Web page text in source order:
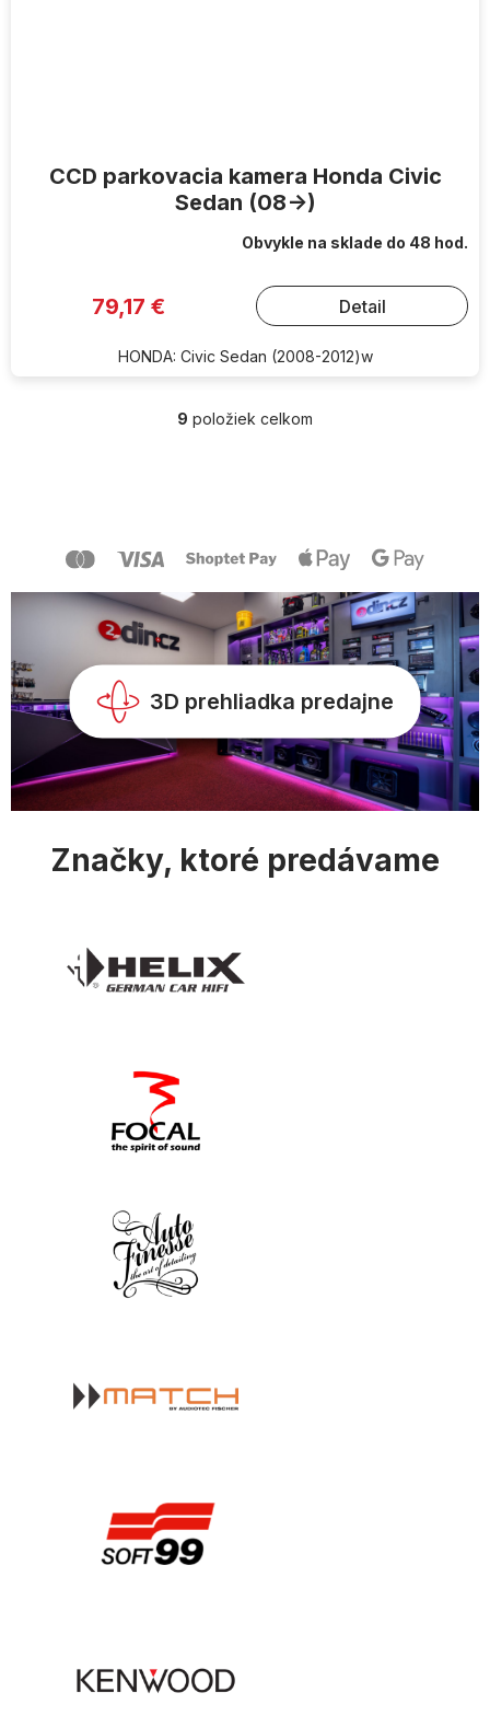
CCD parkovacia kamera Honda Civic
Sedan (08->)
Obvykle na sklade do 48 hod.
79,17 € Detail
HONDA: Civic Sedan (2008-2012)w
O
c
e
p
r
v
y
ý
p
s
9 položiek celkom
3D prehliadka predajne
Značky, ktoré predávame